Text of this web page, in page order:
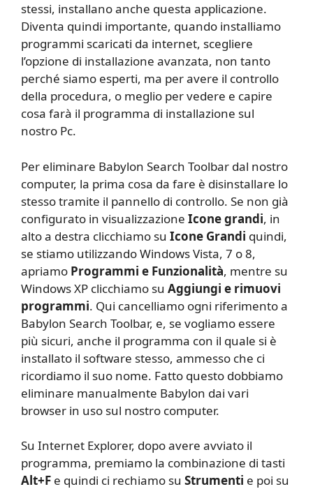
stessi, installano anche questa applicazione.
Diventa quindi importante, quando installiamo
programmi scaricati da internet, scegliere
l’opzione di installazione avanzata, non tanto
perché siamo esperti, ma per avere il controllo
della procedura, o meglio per vedere e capire
cosa farà il programma di installazione sul
nostro Pc.
Per eliminare Babylon Search Toolbar dal nostro
computer, la prima cosa da fare è disinstallare lo
stesso tramite il pannello di controllo. Se non già
configurato in visualizzazione Icone grandi, in
alto a destra clicchiamo su Icone Grandi quindi,
se stiamo utilizzando Windows Vista, 7 o 8,
apriamo Programmi e Funzionalità, mentre su
Windows XP clicchiamo su Aggiungi e rimuovi
programmi. Qui cancelliamo ogni riferimento a
Babylon Search Toolbar, e, se vogliamo essere
più sicuri, anche il programma con il quale si è
installato il software stesso, ammesso che ci
ricordiamo il suo nome. Fatto questo dobbiamo
eliminare manualmente Babylon dai vari
browser in uso sul nostro computer.
Su Internet Explorer, dopo avere avviato il
programma, premiamo la combinazione di tasti
Alt+F e quindi ci rechiamo su Strumenti e poi su